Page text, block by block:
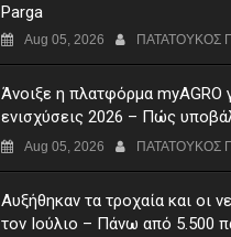
Parga
Aug 05, 2026 ΠΑΤΑΤΟΥΚΟΣ
Άνοιξε η πλατφόρμα myAGRO
ενισχύσεις 2026 – Πώς
Αίτηση Ενίσχυσης
Aug 05, 2026 ΠΑΤΑΤΟΥΚΟΣ
Αυξήθηκαν τα τροχαία και οι
τον Ιούλιο – Πάνω από 5.500